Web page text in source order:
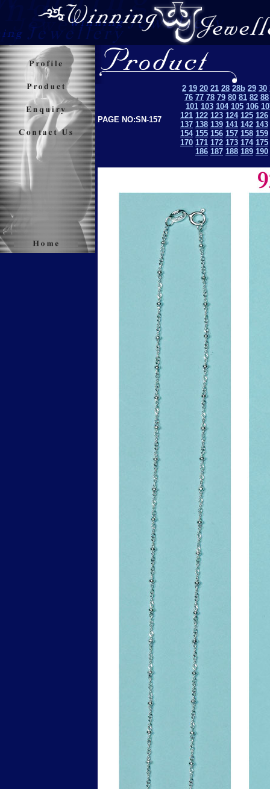
PAGE NO:SN-157
2 19 20 21 28 28b 29 30
76 77 78 79 80 81 82 88
101 103 104 105 106
121 122 123 124 125 126
137 138 139 141 142 143
154 155 156 157 158 159
170 171 172 173 174 175
186 187 188 189 190